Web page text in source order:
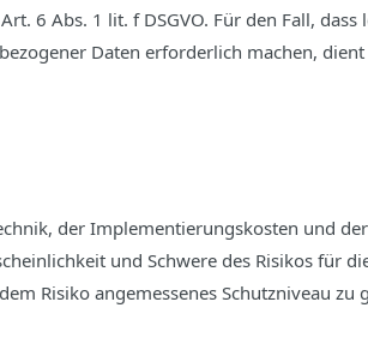
6 Abs. 1 lit. f DSGVO. Für den Fall,
Daten erforderlich machen, dient
der Implementierungskosten und
und Schwere des Risikos für
Risiko angemessenes Schutzniveau zu